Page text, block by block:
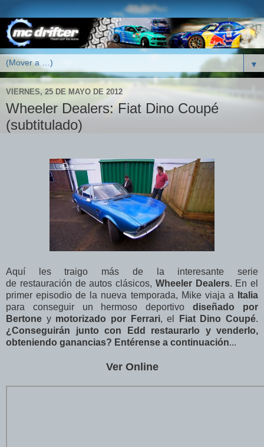
▼
VIERNES, 25 DE MAYO DE 2012
Wheeler Dealers: Fiat Dino Coupé
(subtitulado)
Aquí les traigo más de la interesante serie
de restauración de autos clásicos, Wheeler Dealers. En el
primer episodio de la nueva temporada, Mike viaja a
Italia
para conseguir un hermoso deportivodiseñado por
Bertone y motorizado por Ferrari, el Fiat Dino Coupé.
¿Conseguirán junto con Edd restaurarlo y venderlo,
obteniendo ganancias? Entérense a continuación...
Ver Online